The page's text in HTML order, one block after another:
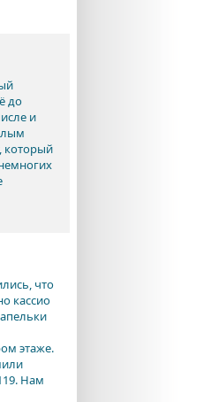
до
и
который
что
кассио
этаже.
Нам